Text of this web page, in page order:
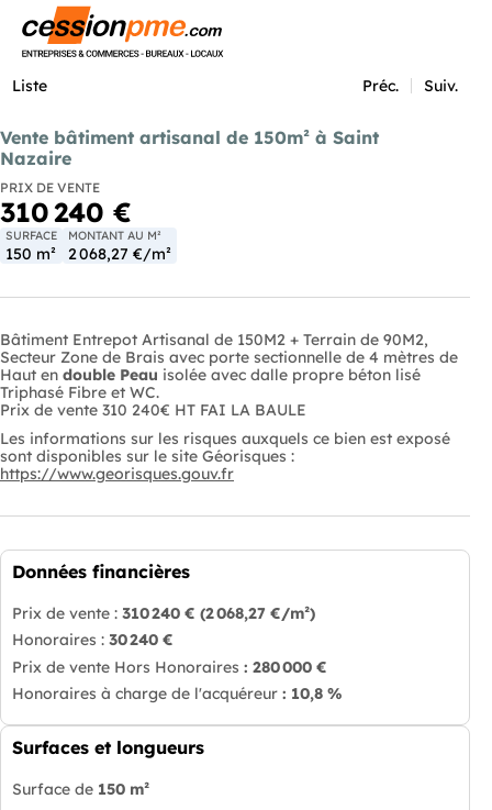
Liste Préc. Suiv.
Vente bâtiment artisanal de 150m² à Saint
Nazaire
PRIX DE VENTE
310 240 €
SURFACE
150 m²
MONTANT AU M²
2 068,27 €/m²
Bâtiment Entrepot Artisanal de 150M2 + Terrain de 90M2,
Secteur Zone de Brais avec porte sectionnelle de 4 mètres de
Haut en double Peau isolée avec dalle propre béton lisé
Triphasé Fibre et WC.
Prix de vente 310 240€ HT FAI LA BAULE
Les informations sur les risques auxquels ce bien est exposé
sont disponibles sur le site Géorisques :
https://www.georisques.gouv.fr
Données financières
Prix de vente : 310 240 € (2 068,27 €/m²)
Honoraires : 30 240 €
Prix de vente Hors Honoraires : 280 000 €
Honoraires à charge de l'acquéreur : 10,8 %
Surfaces et longueurs
Surface de 150 m²